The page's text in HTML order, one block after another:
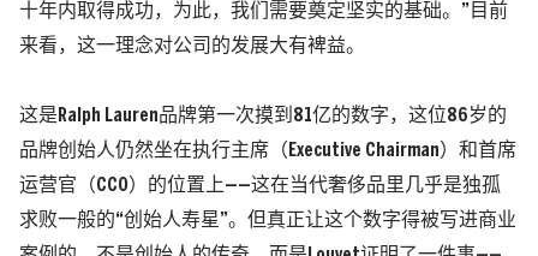
十年内取得成功，为此，我们需要奠定坚实的基础。”目前
来看，这一理念对公司的发展大有裨益。
这是Ralph Lauren品牌第一次摸到81亿的数字，这位86岁的
品牌创始人仍然坐在执行主席 （Executive Chairman） 和首席
运营官 （CCO）
的位置上——这在当代奢侈品里几乎是独孤
求败一般的“创始人寿星”。但真正让这个数字得被写进商业